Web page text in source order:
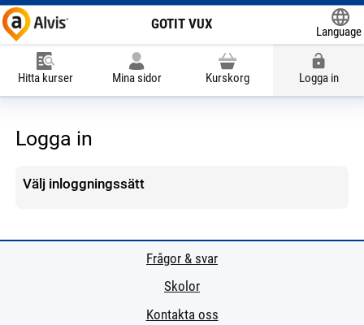
GOTIT VUX
Language
Hitta kurser Mina sidor Kurskorg Logga in
Logga in
Välj inloggningssätt
Frågor & svar
Skolor
Kontakta oss